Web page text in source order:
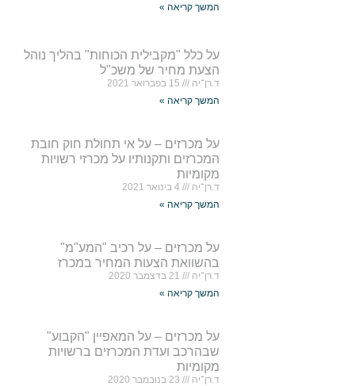
המשך קריאה »
על כלל "מקבילית הכוחות" בהליך נוהל
הצעת מחיר של משכ"ל
ד.רן־יה
15 בפברואר 2021
המשך קריאה »
על מכרזים – על אי תחולת חוק חובת
המכרזים ותקנותיו על מכרזי רשויות
מקומיות
ד.רן־יה
4 בינואר 2021
המשך קריאה »
על מכרזים – על רכיב "המע"מ"
בהשוואת הצעות המחיר במכרז
ד.רן־יה
21 בדצמבר 2020
המשך קריאה »
על מכרזים – על המאפיין "הקבוע"
שבהרכב ועדת המכרזים ברשויות
מקומיות
ד.רן־יה
23 בנובמבר 2020